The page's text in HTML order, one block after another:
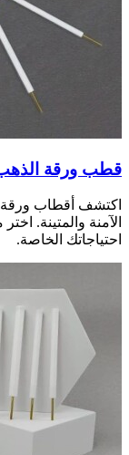
قطب ورقة
اكتشف أقطاب ورقة
الآمنة والمتينة.
احتياجاتك الخاصة.